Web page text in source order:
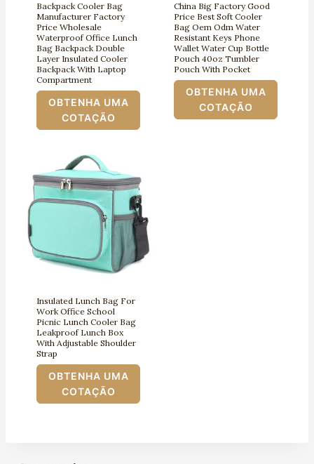
Backpack Cooler Bag
Manufacturer Factory
Price Wholesale
Waterproof Office Lunch
Bag Backpack Double
Layer Insulated Cooler
Backpack With Laptop
Compartment
OBTENHA UMA
COTAÇÃO
China Big Factory Good
Price Best Soft Cooler
Bag Oem Odm Water
Resistant Keys Phone
Wallet Water Cup Bottle
Pouch 40oz Tumbler
Pouch With Pocket
OBTENHA UMA
COTAÇÃO
Insulated Lunch Bag For
Work Office School
Picnic Lunch Cooler Bag
Leakproof Lunch Box
With Adjustable Shoulder
Strap
OBTENHA UMA
COTAÇÃO